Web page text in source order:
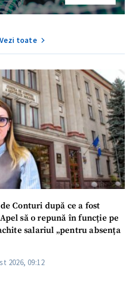
Vezi toate
Conturi după ce a fost
să o repună în funcție pe
salariul „pentru absența
2026, 09:12